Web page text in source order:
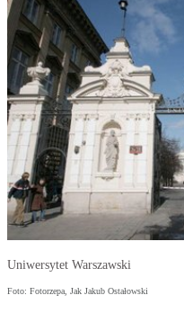
Uniwersytet Warszawski
Foto: Fotorzepa, Jak Jakub Ostałowski